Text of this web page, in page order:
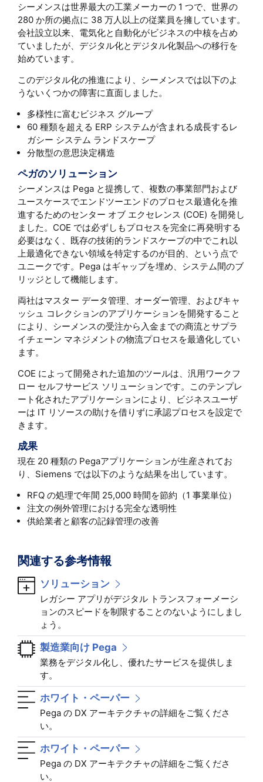
シーメンスは世界最大の工業メーカーの 1 つで、世界の
280 か所の拠点に 38 万人以上の従業員を擁しています。
会社設立以来、電気化と自動化がビジネスの中核を占め
ていましたが、デジタル化とデジタル化製品への移行を
始めています。
このデジタル化の推進により、シーメンスでは以下のよ
うないくつかの障害に直面しました。
多様性に富むビジネス グループ
60 種類を超える ERP システムが含まれる成長するレ
ガシー システム ランドスケープ
分散型の意思決定構造
ペガのソリューション
シーメンスは Pega と提携して、複数の事業部門および
ユースケースでエンドツーエンドのプロセス最適化を推
進するためのセンター オブ エクセレンス (COE) を開発し
ました。COE では必ずしもプロセスを完全に再発明する
必要はなく、既存の技術的ランドスケープの中でこれ以
上最適化できない領域を特定するのが目的、という点で
ユニークです。Pega はギャップを埋め、システム間のブ
リッジとして機能します。
両社はマスター データ管理、オーダー管理、およびキャ
ッシュ コレクションのアプリケーションを開発すること
により、シーメンスの受注から入金までの商流とサプラ
イチェーン マネジメントの物流プロセスを最適化してい
ます。
COE によって開発された追加のツールは、汎用ワークフ
ロー セルフサービス ソリューションです。このテンプレ
ート化されたアプリケーションにより、ビジネスユーザ
ーは IT リソースの助けを借りずに承認プロセスを設定で
きます。
成果
現在 20 種類の Pegaアプリケーションが生産されてお
り、Siemens では以下のような結果を出しています。
RFQ の処理で年間 25,000 時間を節約（1 事業単位）
注文の例外管理における完全な透明性
供給業者と顧客の記録管理の改善
関連する参考情報
ソリューション
レガシー アプリがデジタル トランスフォーメーシ
ョンのスピードを制限することのないようにしまし
ょう。
製造業向け Pega
業務をデジタル化し、優れたサービスを提供しま
す。
ホワイト・ペーパー
Pega の DX アーキテクチャの詳細をご覧くださ
い。
ホワイト・ペーパー
Pega の DX アーキテクチャの詳細をご覧くださ
い。